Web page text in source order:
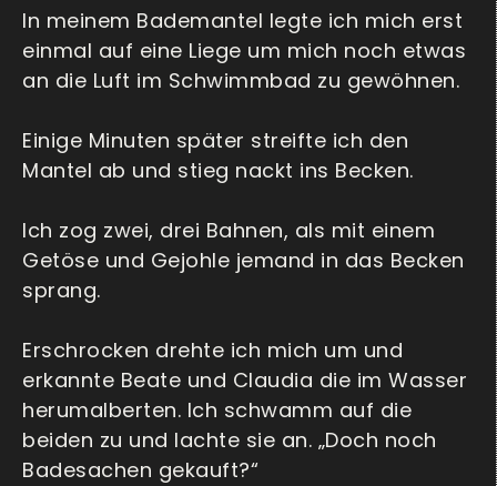
In meinem Bademantel legte ich mich erst
einmal auf eine Liege um mich noch etwas
an die Luft im Schwimmbad zu gewöhnen.
Einige Minuten später streifte ich den
Mantel ab und stieg nackt ins Becken.
Ich zog zwei, drei Bahnen, als mit einem
Getöse und Gejohle jemand in das Becken
sprang.
Erschrocken drehte ich mich um und
erkannte Beate und Claudia die im Wasser
herumalberten. Ich schwamm auf die
beiden zu und lachte sie an. „Doch noch
Badesachen gekauft?“